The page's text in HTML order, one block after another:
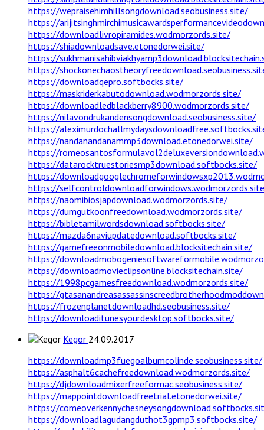
https://wepraisehimhillsongdownload.seobusiness.site/
https://
https://downloadlivropiramides.wodmorzords.site/
https://shiadownloadsave.etonedorwei.site/
https://
https://
https://downloadqepro.softbocks.site/
https://maskriderkabutodownload.wodmorzords.site/
https://downloadledblackberry8900.wodmorzords.site/
https://nilavondrukandensongdownload.seobusiness.site/
https://
https://nandanandanammp3download.etonedorwei.site/
https://
https://datarocktruestoriesmp3download.softbocks.site/
https://
https://
https://naomibiosjapdownload.wodmorzords.site/
https://dumgutkoonfreedownload.wodmorzords.site/
https://bibletamilwordsdownload.softbocks.site/
https://mazda6naviupdatedownload.softbocks.site/
https://gamefreeonmobiledownload.blocksitechain.site/
https://
https://downloadmovieclipsonline.blocksitechain.site/
https://1998pcgamesfreedownload.wodmorzords.site/
https://
https://frozenplanetdownloadhd.seobusiness.site/
https://downloaditunesyourdesktop.softbocks.site/
Kegor 24.09.2017
https://downloadmp3fuegoalbumcolinde.seobusiness.site/
https://asphalt6cachefreedownload.wodmorzords.site/
https://djdownloadmixerfreeformac.seobusiness.site/
https://mappointdownloadfreetrial.etonedorwei.site/
https://
https://downloadlagudangduthot3gpmp3.softbocks.site/